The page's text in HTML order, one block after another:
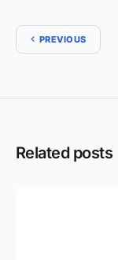
PREVIOUS
Related posts